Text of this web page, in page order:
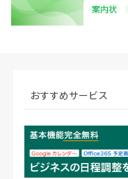
案内状
おすすめサービス